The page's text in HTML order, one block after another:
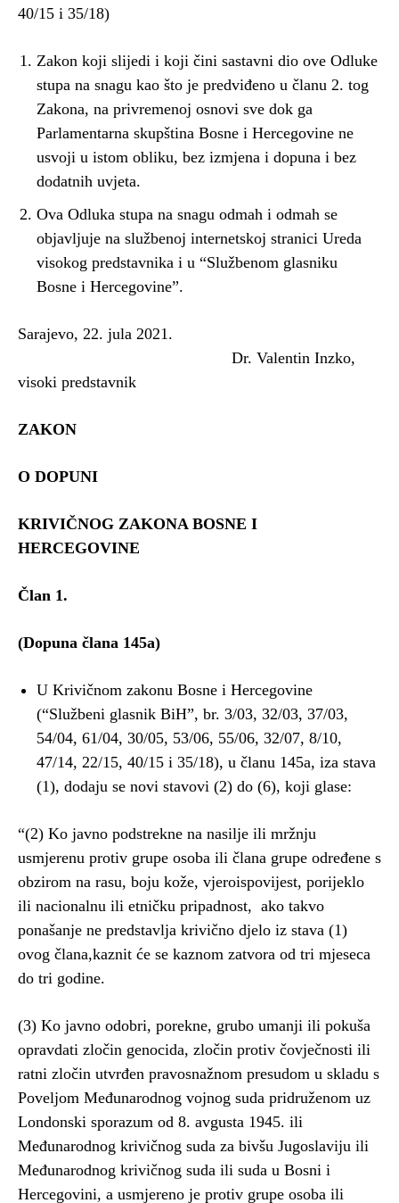
40/15 i 35/18)
Zakon koji slijedi i koji čini sastavni dio ove Odluke
stupa na snagu kao što je predviđeno u članu 2. tog
Zakona, na privremenoj osnovi sve dok ga
Parlamentarna skupština Bosne i Hercegovine ne
usvoji u istom obliku, bez izmjena i dopuna i bez
dodatnih uvjeta.
Ova Odluka stupa na snagu odmah i odmah se
objavljuje na službenoj internetskoj stranici Ureda
visokog predstavnika i u “Službenom glasniku
Bosne i Hercegovine”.
Sarajevo, 22. jula 2021.
Dr. Valentin Inzko,
visoki predstavnik
ZAKON
O DOPUNI
KRIVIČNOG ZAKONA BOSNE I
HERCEGOVINE
Član 1.
(Dopuna člana 145a)
U Krivičnom zakonu Bosne i Hercegovine
(“Službeni glasnik BiH”, br. 3/03, 32/03, 37/03,
54/04, 61/04, 30/05, 53/06, 55/06, 32/07, 8/10,
47/14, 22/15, 40/15 i 35/18), u članu 145a, iza stava
(1), dodaju se novi stavovi (2) do (6), koji glase:
“(2) Ko javno podstrekne na nasilje ili mržnju
usmjerenu protiv grupe osoba ili člana grupe određene s
obzirom na rasu, boju kože, vjeroispovijest, porijeklo
ili nacionalnu ili etničku pripadnost, ako takvo
ponašanje ne predstavlja krivično djelo iz stava (1)
ovog člana,kaznit će se kaznom zatvora od tri mjeseca
do tri godine.
(3) Ko javno odobri, porekne, grubo umanji ili pokuša
opravdati zločin genocida, zločin protiv čovječnosti ili
ratni zločin utvrđen pravosnažnom presudom u skladu s
Poveljom Međunarodnog vojnog suda pridruženom uz
Londonski sporazum od 8. avgusta 1945. ili
Međunarodnog krivičnog suda za bivšu Jugoslaviju ili
Međunarodnog krivičnog suda ili suda u Bosni i
Hercegovini, a usmjereno je protiv grupe osoba ili